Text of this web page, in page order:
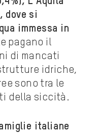
dove si
immessa in
pagano il
di mancati
idriche,
sono tra le
della siccità.
italiane